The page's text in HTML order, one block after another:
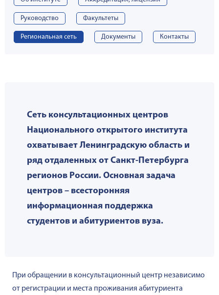
Руководство Факультеты
Региональная сеть Документы Контакты
Сеть консультационных центров
Национального открытого института
охватывает Ленинградскую область и
ряд отдаленных от Санкт-Петербурга
регионов России. Основная задача
центров – всесторонняя
информационная поддержка
студентов и абитуриентов вуза.
При обращении в консультационный центр независимо
от регистрации и места проживания абитуриента